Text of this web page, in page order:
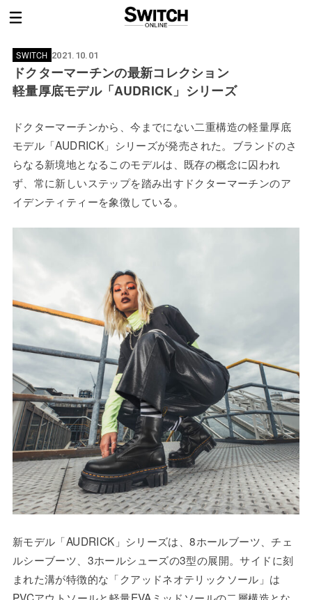
SWITCH 2021.10.01
ドクターマーチンの最新コレクション
軽量厚底モデル「AUDRICK」シリーズ
ドクターマーチンから、今までにない二重構造の軽量厚底
モデル「AUDRICK」シリーズが発売された。ブランドのさ
らなる新境地となるこのモデルは、既存の概念に囚われ
ず、常に新しいステップを踏み出すドクターマーチンのア
イデンティティーを象徴している。
新モデル「AUDRICK」シリーズは、8ホールブーツ、チェ
ルシーブーツ、3ホールシューズの3型の展開。サイドに刻
まれた溝が特徴的な「クアッドネオテリックソール」は